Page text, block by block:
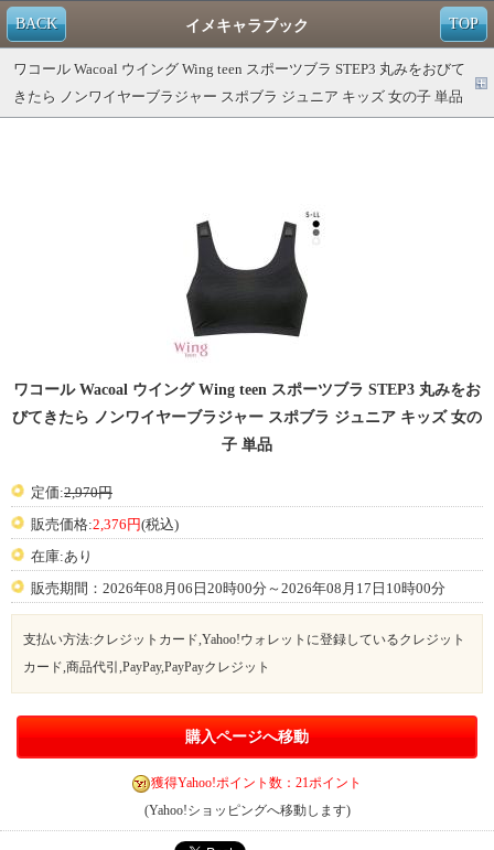
TOP
BACK イメキャラブック
ワコール Wacoal ウイング Wing teen スポーツブラ STEP3 丸みをおびて
きたら ノンワイヤーブラジャー スポブラ ジュニア キッズ 女の子 単品
ワコール Wacoal ウイング Wing teen スポーツブラ STEP3 丸みをお
びてきたら ノンワイヤーブラジャー スポブラ ジュニア キッズ 女の
子 単品
定価:2,970円
販売価格:2,376円(税込)
在庫:あり
販売期間：2026年08月06日20時00分～2026年08月17日10時00分
支払い方法:クレジットカード,Yahoo!ウォレットに登録しているクレジット
カード,商品代引,PayPay,PayPayクレジット
購入ページへ移動
獲得Yahoo!ポイント数：21ポイント
(Yahoo!ショッピングへ移動します)